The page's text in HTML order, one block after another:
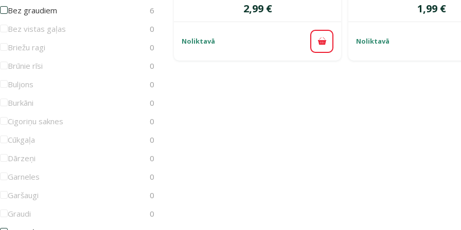
Bez graudiem
6
Bez vistas gaļas
0
Briežu ragi
0
Brūnie rīsi
0
Buljons
0
Burkāni
0
Cigoriņu saknes
0
Cūkgaļa
0
Dārzeņi
0
Garneles
0
Garšaugi
0
Graudi
0
Cena
2,99 €
Noliktavā Pievienot grozam
Cena
1,99 €
Noliktavā